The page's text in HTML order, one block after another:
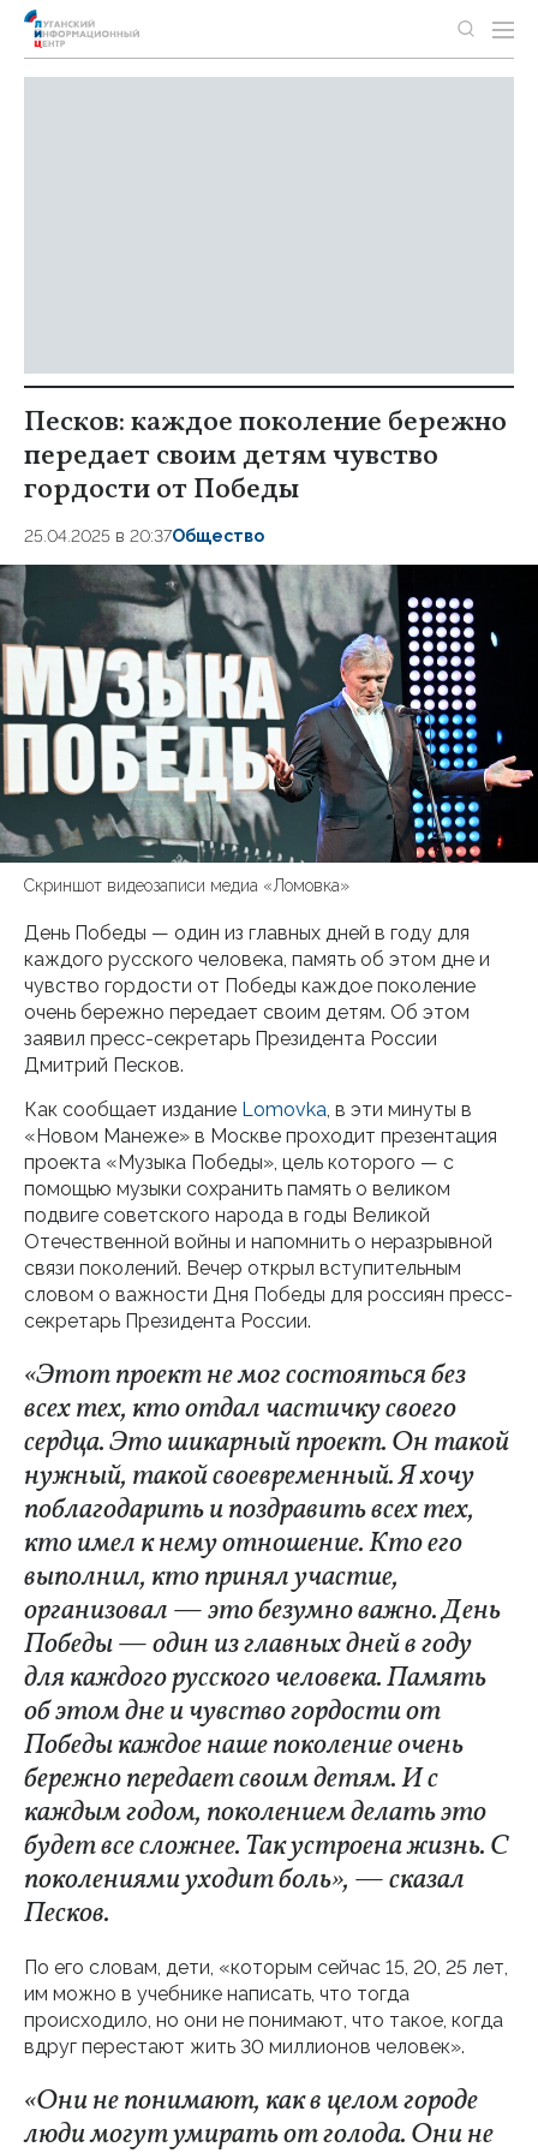
Песков: каждое поколение бережно
передает своим детям чувство
гордости от Победы
25.04.2025 в 20:37Общество
Скриншот видеозаписи медиа «Ломовка»
День Победы — один из главных дней в году для
каждого русского человека, память об этом дне и
чувство гордости от Победы каждое поколение
очень бережно передает своим детям. Об этом
заявил пресс-секретарь Президента России
Дмитрий Песков.
Как сообщает издание Lomovka, в эти минуты в
«Новом Манеже» в Москве проходит презентация
проекта «Музыка Победы», цель которого — с
помощью музыки сохранить память о великом
подвиге советского народа в годы Великой
Отечественной войны и напомнить о неразрывной
связи поколений. Вечер открыл вступительным
словом о важности Дня Победы для россиян пресс-
секретарь Президента России.
«Этот проект не мог состояться без
всех тех, кто отдал частичку своего
сердца. Это шикарный проект. Он такой
нужный, такой своевременный. Я хочу
поблагодарить и поздравить всех тех,
кто имел к нему отношение. Кто его
выполнил, кто принял участие,
организовал — это безумно важно. День
Победы — один из главных дней в году
для каждого русского человека. Память
об этом дне и чувство гордости от
Победы каждое наше поколение очень
бережно передает своим детям. И с
каждым годом, поколением делать это
будет все сложнее. Так устроена жизнь. С
поколениями уходит боль», — сказал
Песков.
По его словам, дети, «которым сейчас 15, 20, 25 лет,
им можно в учебнике написать, что тогда
происходило, но они не понимают, что такое, когда
вдруг перестают жить 30 миллионов человек».
«Они не понимают, как в целом городе
люди могут умирать от голода. Они не